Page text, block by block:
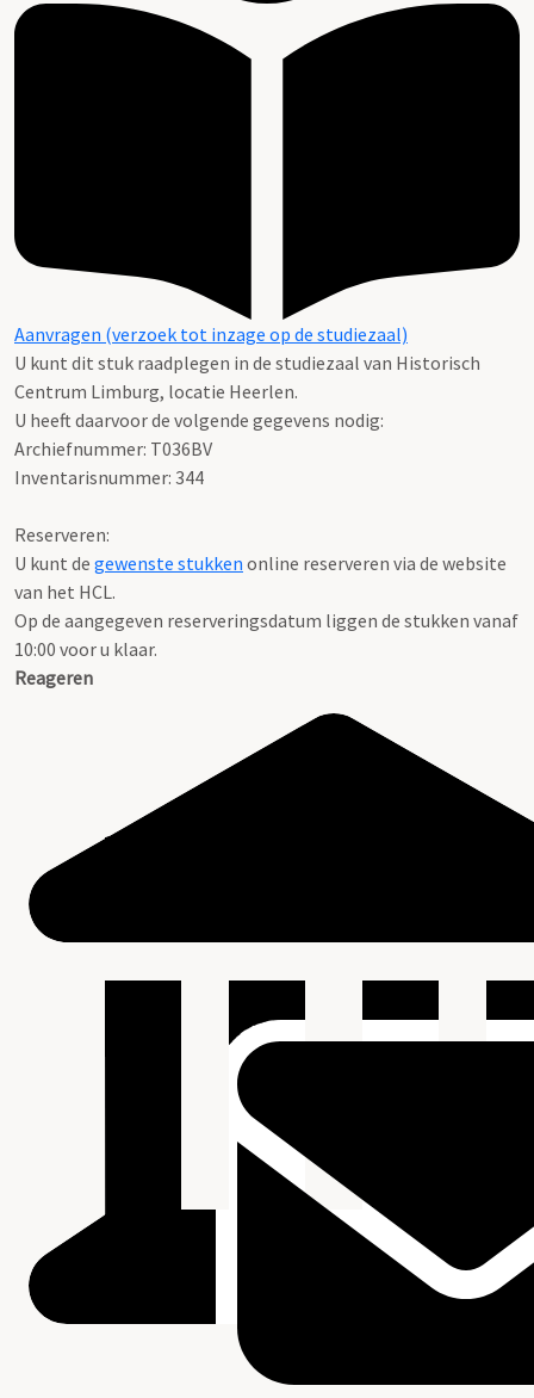
Aanvragen (verzoek tot inzage op de studiezaal)
U kunt dit stuk raadplegen in de studiezaal van Historisch
Centrum Limburg, locatie Heerlen.
U heeft daarvoor de volgende gegevens nodig:
Archiefnummer: T036BV
Inventarisnummer: 344
Reserveren:
U kunt de gewenste stukken online reserveren via de website
van het HCL.
Op de aangegeven reserveringsdatum liggen de stukken vanaf
10:00 voor u klaar.
Reageren